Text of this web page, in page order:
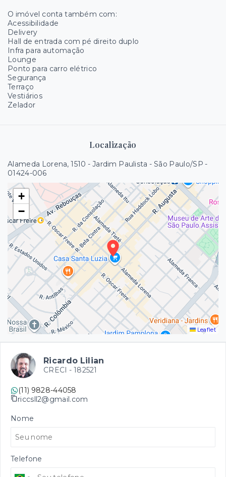
O imóvel conta também com:
Acessibilidade
Delivery
Hall de entrada com pé direito duplo
Infra para automação
Lounge
Ponto para carro elétrico
Segurança
Terraço
Vestiários
Zelador
Localização
Alameda Lorena, 1510 - Jardim Paulista - São Paulo/SP -
01424-006
+
−
Leaflet
Ricardo Lilian
CRECI - 182521
(11) 9828-44058
riccsll2@gmail.com
Nome
Telefone